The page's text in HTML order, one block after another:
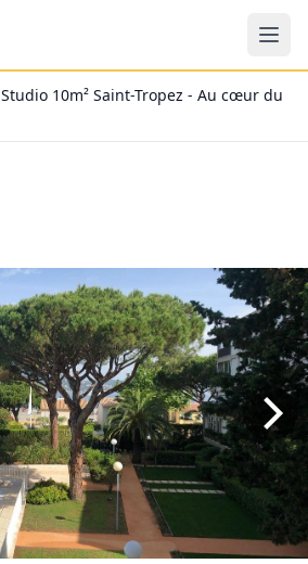
Studio 10m² Saint-Tropez - Au cœur du